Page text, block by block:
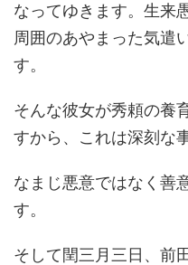
なってゆきます。生来
周囲のあやまった気遣
す。
そんな彼女が秀頼の養
すから、これは深刻な
なまじ悪意ではなく善
す。
そして閏三月三日、前